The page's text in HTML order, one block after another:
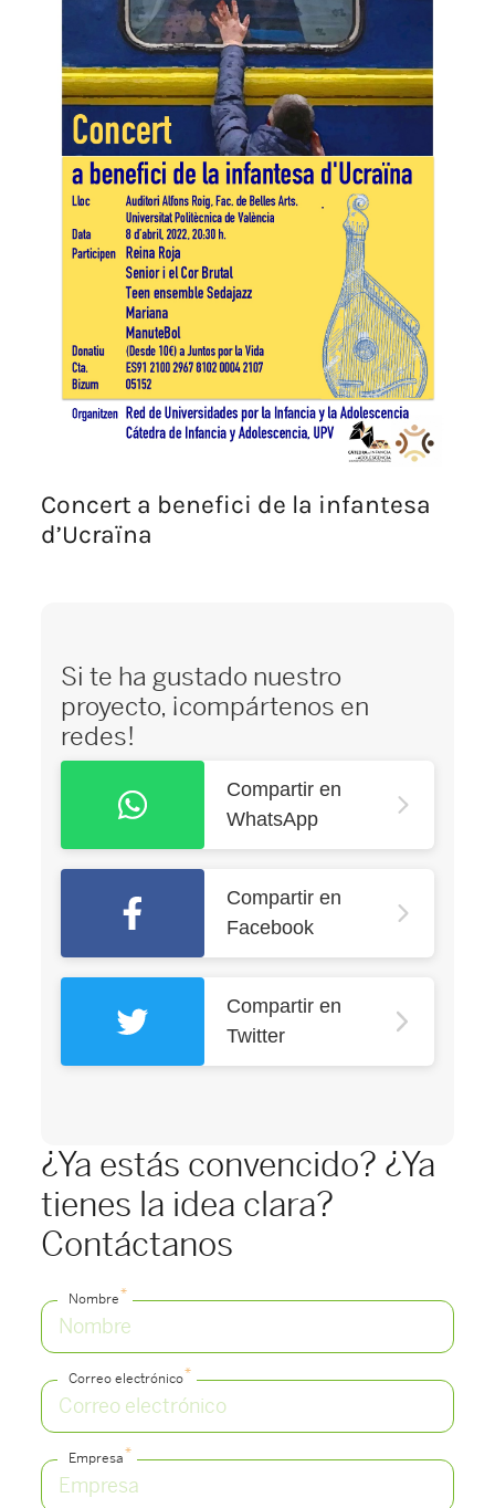
Concert a benefici de la infantesa
d’Ucraïna
Si te ha gustado nuestro
proyecto, ¡compártenos en
redes!
Compartir en
WhatsApp
Compartir en
Facebook
Compartir en
Twitter
¿Ya estás convencido? ¿Ya
tienes la idea clara?
Contáctanos
Nombre*
Correo electrónico*
Empresa*